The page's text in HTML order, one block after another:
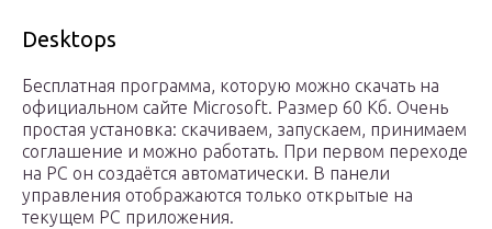
Desktops
Бесплатная программа, которую можно скачать на
официальном сайте Microsoft. Размер 60 Кб. Очень
простая установка: скачиваем, запускаем, принимаем
соглашение и можно работать. При первом переходе
на РС он создаётся автоматически. В панели
управления отображаются только открытые на
текущем РС приложения.